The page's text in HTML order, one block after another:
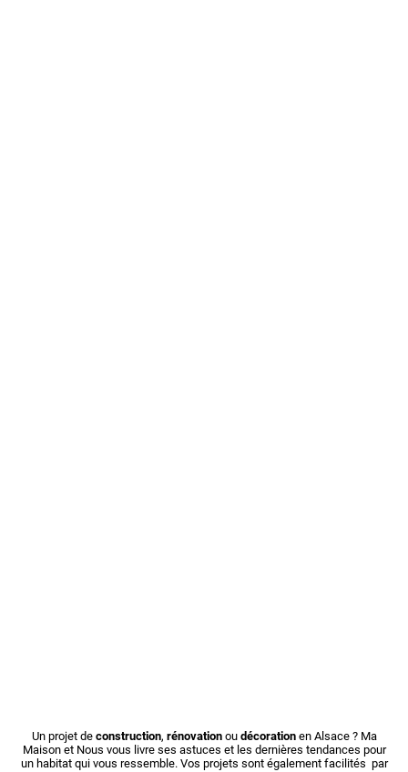
Un projet de construction, rénovationou décorationen Alsace ? Ma
Maison et Nous vous livre ses astuces et les dernières tendances pour
un habitat qui vous ressemble. Vos projets sont également facilités par